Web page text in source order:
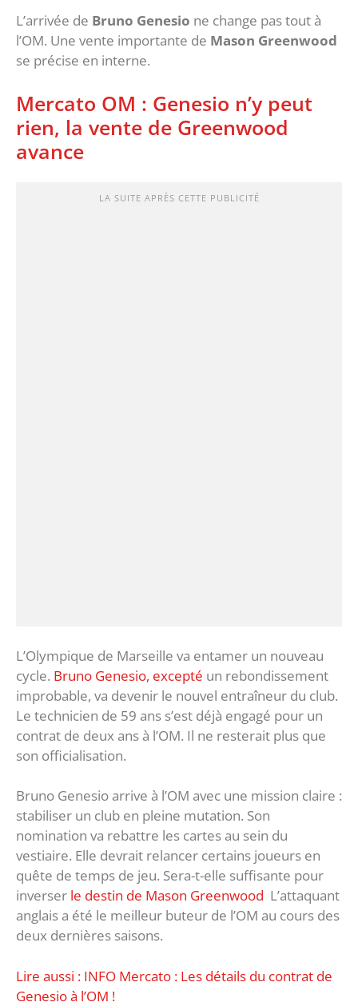
L’arrivée de Bruno Genesio ne change pas tout à
l’OM. Une vente importante de Mason Greenwood
se précise en interne.
Mercato OM : Genesio n’y peut
rien, la vente de Greenwood
avance
LA SUITE APRÈS CETTE PUBLICITÉ
L’Olympique de Marseille va entamer un nouveau
cycle. Bruno Genesio, excepté un rebondissement
improbable, va devenir le nouvel entraîneur du club.
Le technicien de 59 ans s’est déjà engagé pour un
contrat de deux ans à l’OM. Il ne resterait plus que
son officialisation.
Bruno Genesio arrive à l’OM avec une mission claire :
stabiliser un club en pleine mutation. Son
nomination va rebattre les cartes au sein du
vestiaire. Elle devrait relancer certains joueurs en
quête de temps de jeu. Sera-t-elle suffisante pour
inverser le destin de Mason Greenwood L’attaquant
anglais a été le meilleur buteur de l’OM au cours des
deux dernières saisons.
Lire aussi : INFO Mercato : Les détails du contrat de
Genesio à l’OM !